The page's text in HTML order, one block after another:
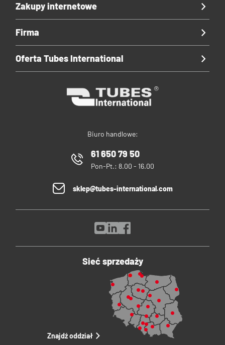
Biuro handlowe:
61 650 79 50
Pon-Pt.: 8.00 - 16.00
sklep@tubes-international.com
Zakupy internetowe
Firma
Oferta Tubes International
Sieć sprzedaży
Znajdź oddział